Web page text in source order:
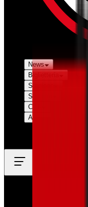
News
Biglietteria
Stagione
Squadre
Club
Altro